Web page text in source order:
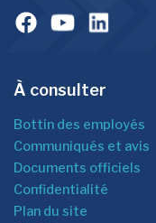
À consulter
Bottin des employés
Communiqués et avis
Documents officiels
Confidentialité
Plan du site